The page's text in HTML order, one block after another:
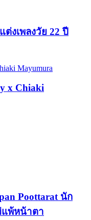
งเพลงวัย 22 ปี
x Chiaki
Poottarat นัก
แพ้หน้าตา